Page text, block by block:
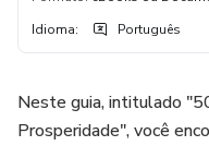
Idioma: Português
Neste guia, intitulado
Prosperidade", você